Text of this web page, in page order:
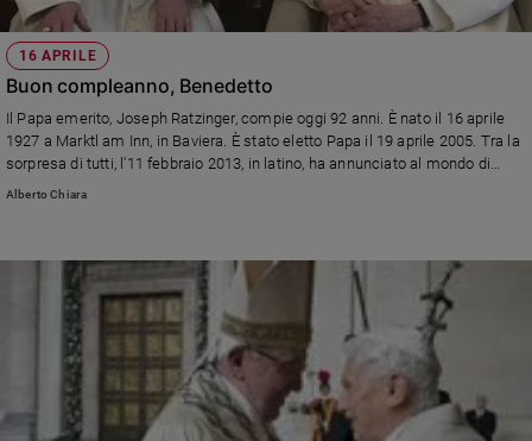
16 APRILE
Buon compleanno, Benedetto
Il Papa emerito, Joseph Ratzinger, compie oggi 92 anni. È nato il 16 aprile
1927 a Marktl am Inn, in Baviera. È stato eletto Papa il 19 aprile 2005. Tra la
sorpresa di tutti, l'11 febbraio 2013, in latino, ha annunciato al mondo di
dimettersi dal ministero petrino.
Alberto Chiara